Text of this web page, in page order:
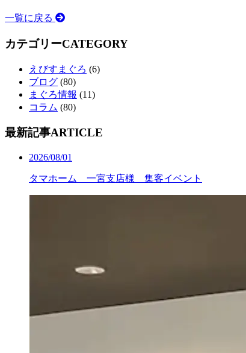
一覧に戻る
カテゴリーCATEGORY
えびすまぐろ (6)
ブログ (80)
まぐろ情報 (11)
コラム (80)
最新記事ARTICLE
2026/08/01
タマホーム 一宮支店様 集客イベント